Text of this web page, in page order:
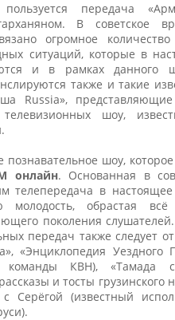
передача
В советское
огромное
ситуаций, которые в
и в рамках данного
также и такие
Russia»,
шоу,
шоу,
онлайн. Основанная в
телепередача в
молодость, обрастая всё
поколения
передач также следует
«Энциклопедия Уездного
команды КВН), «Тамада
и тосты грузинского
Серёгой (известный